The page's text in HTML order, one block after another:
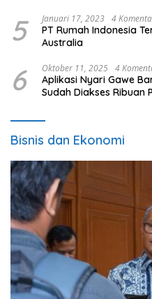
5 Januari 17, 2023 4
PT Rumah Indonesia
Australia
6 Oktober 11, 2025 4
Aplikasi Nyari Gawe
Sudah Diakses Ribuan
Bisnis dan Ekonomi